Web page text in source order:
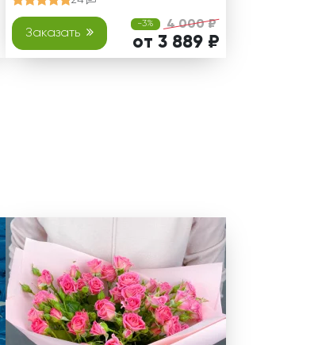
Заказать
-3% 4 000 ₽
от 3 889 ₽